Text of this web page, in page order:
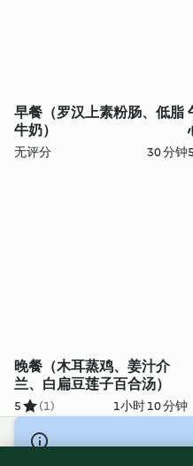
早餐（罗汉上素粉肠、低脂
牛奶）
无评分 30 分钟5
晚餐（木耳蒸鸡、姜汁介
兰、白扁豆莲子百合汤）
5 (1) 1小时 10 分钟
© Copyright 2021-2023 福维